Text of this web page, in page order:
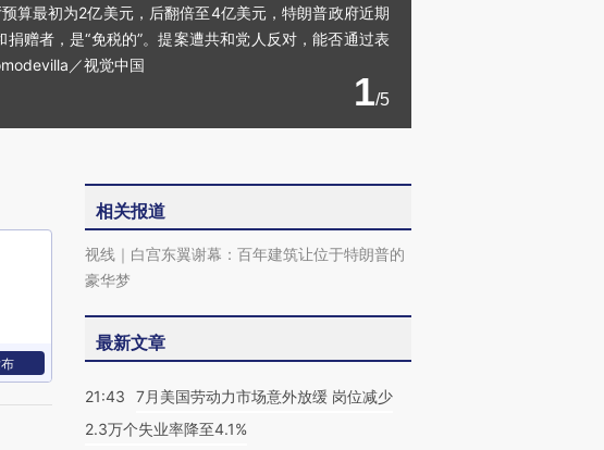
算最初为2亿美元，后翻倍至4亿美元，特朗普政府近期
赠者，是“免税的”。提案遭共和党人反对，能否通过表
／视觉中国
1/5
相关报道
视线｜白宫东翼谢幕：百年建筑让位于特朗普的
豪华梦
最新文章
21:43
7月美国劳动力市场意外放缓 岗位减少
2.3万个失业率降至4.1%